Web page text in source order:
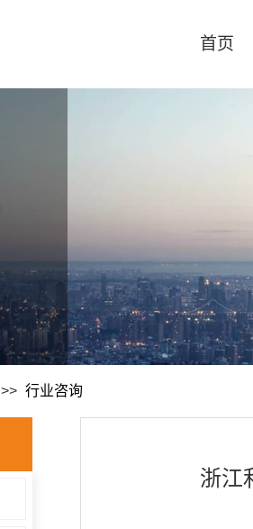
首页
>> 行业咨询
浙江